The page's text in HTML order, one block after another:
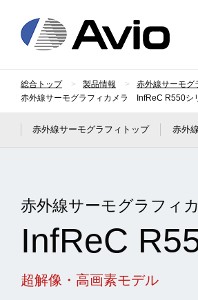
総合トップ 製品情報 赤外線サーモグ
赤外線サーモグラフィカメラ InfReC R550シ
赤外線サーモグラフィトップ 赤外
赤外線サーモグラフィ
InfReC
超解像・高画素モデル